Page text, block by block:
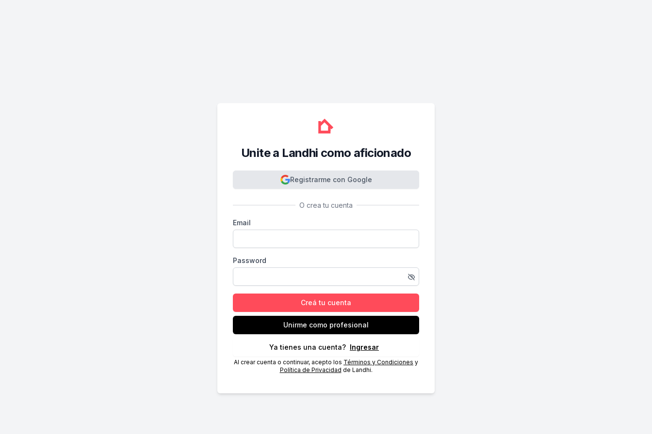
Unite a Landhi como aficionado
Registrarme con Google
O crea tu cuenta
Email
Password
Creá tu cuenta
Unirme como profesional
Ya tienes una cuenta? Ingresar
Al crear cuenta o continuar, acepto los Términos y Condiciones y
Política de Privacidad de Landhi.